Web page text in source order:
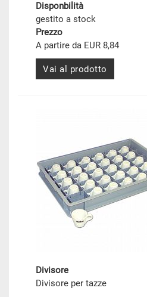
Disponbilità
gestito a stock
Prezzo
A partire da EUR 8,84
Vai al prodotto
Divisore
Divisore per tazze